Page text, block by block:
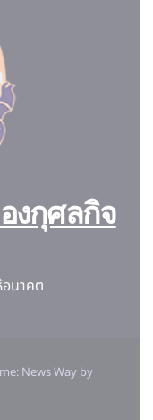
งกุศลกิจ
นาคต
News Way by